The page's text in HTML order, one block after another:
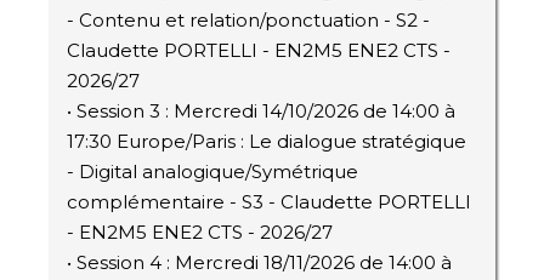
- Contenu et relation/ponctuation - S2 -
Claudette PORTELLI - EN2M5 ENE2 CTS -
2026/27
• Session 3 : Mercredi 14/10/2026 de 14:00 à
17:30 Europe/Paris : Le dialogue stratégique
- Digital analogique/Symétrique
complémentaire - S3 - Claudette PORTELLI
- EN2M5 ENE2 CTS - 2026/27
• Session 4 : Mercredi 18/11/2026 de 14:00 à